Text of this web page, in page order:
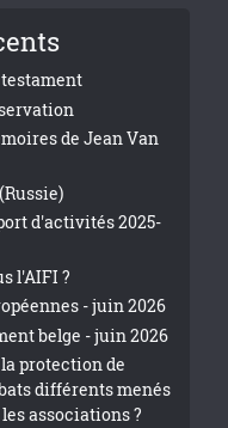
de Jean Van
d'activités 2025-
l'AIFI ?
- juin 2026
belge - juin 2026
protection de
différents menés
associations ?